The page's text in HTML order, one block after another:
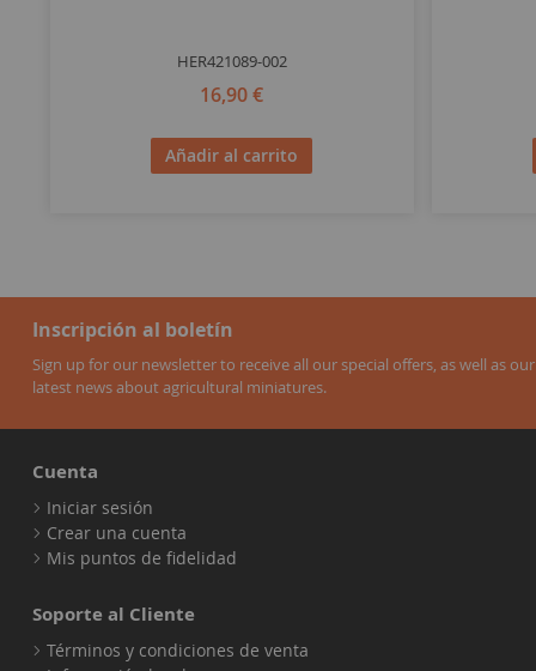
HER421089-002
16,90 €
Añadir al carrito
Inscripción al boletín
Sign up for our newsletter to receive all our special offers, as well as our
latest news about agricultural miniatures.
Cuenta
Iniciar sesión
Crear una cuenta
Mis puntos de fidelidad
Soporte al Cliente
Términos y condiciones de venta